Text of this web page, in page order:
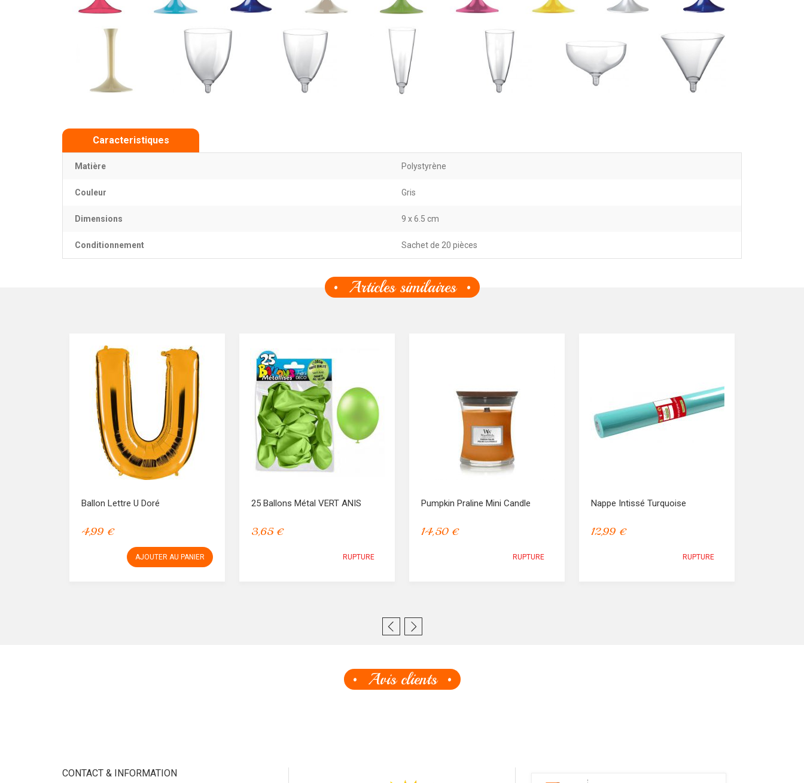
Caracteristiques
Matière Polystyrène
Couleur Gris
Dimensions 9 x 6.5 cm
Conditionnement Sachet de 20 pièces
Articles similaires
Ballon Lettre U Doré
4,99 €
AJOUTER AU PANIER
25 Ballons Métal VERT ANIS
3,65 €
RUPTURE
Pumpkin Praline Mini Candle
14,50 €
RUPTURE
Nappe Intissé Turquoise
12,99 €
RUPTURE
Avis clients
CONTACT & INFORMATION